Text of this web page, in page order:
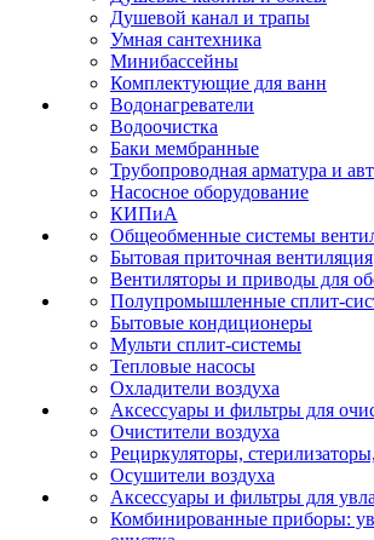
Душевой канал и трапы
Умная сантехника
Минибассейны
Комплектующие для ванн
Водонагреватели
Водоочистка
Баки мембранные
Трубопроводная арматура и
Насосное оборудование
КИПиА
Общеобменные системы
Бытовая приточная вентиляция
Вентиляторы и приводы для
Полупромышленные сплит-
Бытовые кондиционеры
Мульти сплит-системы
Тепловые насосы
Охладители воздуха
Аксессуары и фильтры для
Очистители воздуха
Рециркуляторы,
Осушители воздуха
Аксессуары и фильтры для
Комбинированные приборы: